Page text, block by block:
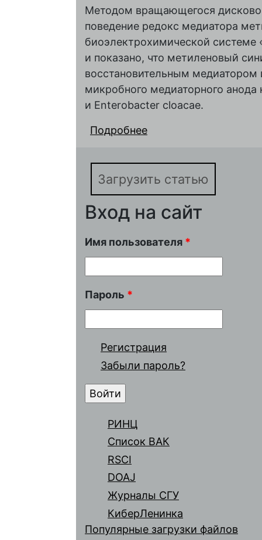
Методом вращающегося
поведение редокс медиатора
биоэлектрохимической системе
и показано, что метиленовый
восстановительным
микробного медиаторного
и Enterobacter cloacae.
Подробнее
микроорганизмов
Загрузить статью
Вход на сайт
Имя пользователя *
Пароль *
Регистрация
Забыли пароль?
РИНЦ
Список ВАК
RSCI
DOAJ
Журналы СГУ
КиберЛенинка
Популярные загрузки файлов